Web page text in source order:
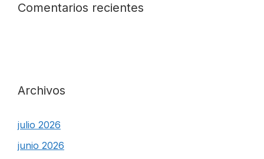
Comentarios recientes
Archivos
julio 2026
junio 2026